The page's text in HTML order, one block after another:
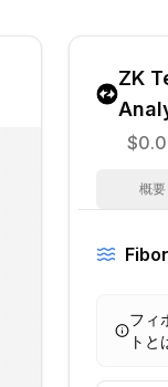
ZK
概要
フィ
トと